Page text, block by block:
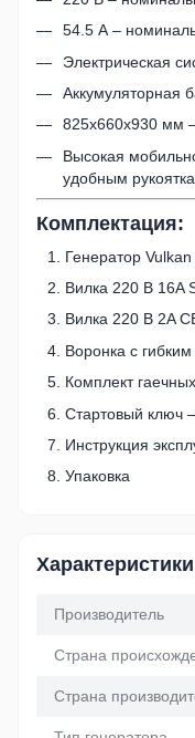
54.5 А –
Электрическая
Аккумуляторная
825х660х930 мм
Высокая
удобным
Комплектация:
Генератор
Вилка 220 В 16A
Вилка 220 В 2A
Воронка с
Комплект
Стартовый ключ
Инструкция
Упаковка
Характеристики
Производитель
Страна
Страна